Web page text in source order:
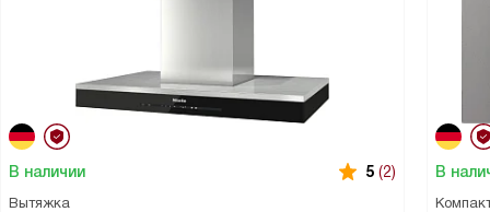
В наличии 5 (2)
Вытяжка
В